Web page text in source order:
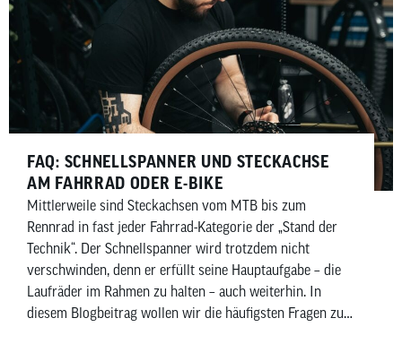
FAQ: SCHNELLSPANNER UND STECKACHSE
AM FAHRRAD ODER E-BIKE
Mittlerweile sind Steckachsen vom MTB bis zum
Rennrad in fast jeder Fahrrad-Kategorie der „Stand der
Technik“. Der Schnellspanner wird trotzdem nicht
verschwinden, denn er erfüllt seine Hauptaufgabe – die
Laufräder im Rahmen zu halten – auch weiterhin. In
diesem Blogbeitrag wollen wir die häufigsten Fragen zu